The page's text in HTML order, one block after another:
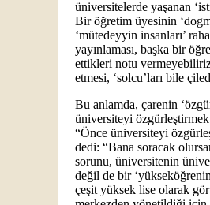
üniversitelerde yaşanan
Bir öğretim üyesinin
‘mütedeyyin insanları’
yayınlaması, başka bir
ettikleri notu
etmesi, ‘solcu’ları bile
Bu anlamda, çarenin
üniversiteyi özgürleştirmek
“Önce üniversiteyi
dedi: “Bana soracak
sorunu, üniversitenin
değil de bir
çeşit yüksek lise olarak